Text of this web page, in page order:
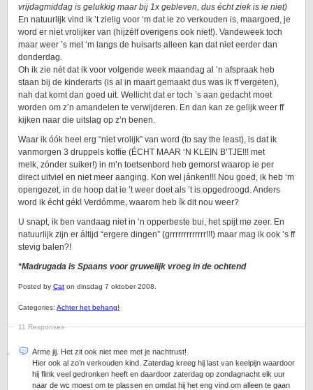
vrijdagmiddag is gelukkig maar bij 1x gebleven, dus écht ziek is ie niet)
En natuurlijk vind ik ’t zielig voor ‘m dat ie zo verkouden is, maargoed, je
word er niet vrolijker van (hijzélf overigens ook niet!). Vandeweek toch
maar weer ’s met ‘m langs de huisarts alleen kan dat niet eerder dan
donderdag.
Oh ik zie nét dat ik voor volgende week maandag al ’n afspraak heb
staan bij de kinderarts (is al in maart gemaakt dus was ik ff vergeten),
nah dat komt dan goed uit. Wellicht dat er toch ’s aan gedacht moet
worden om z’n amandelen te verwijderen. En dan kan ze gelijk weer ff
kijken naar die uitslag op z’n benen.
Waar ik óók heel erg “niet vrolijk” van word (to say the least), is dat ik
vanmorgen 3 druppels koffie (ÉCHT MAAR ‘N KLEIN B’TJE!!! met
melk, zónder suiker!) in m’n toetsenbord heb gemorst waarop ie per
direct uitviel en niet meer aanging. Kon wel jánken!!! Nou goed, ik heb ‘m
opengezet, in de hoop dat ie ’t weer doet als ’t is opgedroogd. Anders
word ik écht gék! Verdómme, waarom heb ík dit nou weer?
U snapt, ik ben vandaag niet in ’n opperbeste bui, het spijt me zeer. En
natuurlijk zijn er áltijd “ergere dingen” (grrrrrrrrrrrrr!!!) maar mag ik ook ’s ff
stevig balen?!
*Madrugada is Spaans voor gruwelijk vroeg in de ochtend
Posted by Cat on dinsdag 7 oktober 2008.
Categories: Achter het behang!
11 Responses
Arme jij. Het zit ook niet mee met je nachtrust!
Hier ook al zo’n verkouden kind. Zaterdag kreeg hij last van keelpijn waardoor
hij flink veel gedronken heeft en daardoor zaterdag op zondagnacht elk uur
naar de wc moest om te plassen en omdat hij het eng vind om alleen te gaan